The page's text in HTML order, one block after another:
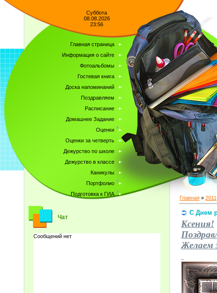
Суббота
08.08.2026
23:56
Главная страница
Информация о сайте
Фотоальбомы
Гостевая книга
Доска напоминаний
Поздравляем
Расписание
Домашнее Задание
Оценки
Оценки за четверть
Дежурство по школе
Дежурство в классе
Каникулы
Портфолио
Подготовка к ГИА
Чат
Главная » 2011
С Днем
Ксения!
Желаем